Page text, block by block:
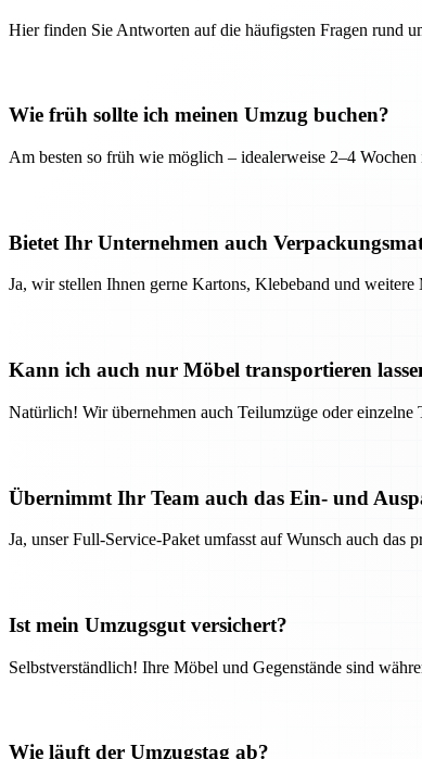
Hier finden Sie Antworten auf die häufigsten Fragen rund
Wie früh sollte ich meinen Umzug buchen?
Am besten so früh wie möglich – idealerweise 2–4
Bietet Ihr Unternehmen auch
Ja, wir stellen Ihnen gerne Kartons, Klebeband und
Kann ich auch nur Möbel transportieren
Natürlich! Wir übernehmen auch Teilumzüge oder einzelne
Übernimmt Ihr Team auch das Ein- und
Ja, unser Full-Service-Paket umfasst auf Wunsch auch das
Ist mein Umzugsgut versichert?
Selbstverständlich! Ihre Möbel und Gegenstände sind
Wie läuft der Umzugstag ab?